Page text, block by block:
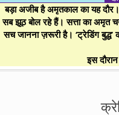
BE
बड़ा अजीब है अमृतकाल का यह
सब झूठ बोल रहे हैं। सत्ता का अमृत
सच जानना ज़रूरी है। ‘ट्रेडिंग
इस